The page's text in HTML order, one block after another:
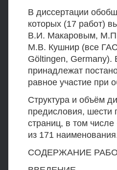
В диссертации
которых (17 работ)
В.И. Макаровым,
М.В. Кушнир (все
Göltingen, Germany).
принадлежат
равное участие при
Структура и объём
предисловия, шести
страниц, в том
из 171
СОДЕРЖАНИЕ